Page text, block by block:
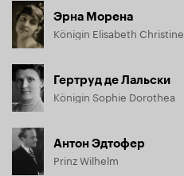
Эрна Морена
Königin Elisabeth Christine
Гертруд де Лальски
Königin Sophie Dorothea
Антон Эдтофер
Prinz Wilhelm